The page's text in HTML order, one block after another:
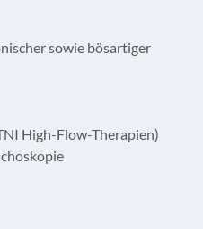
sowie bösartiger
High-Flow-Therapien)